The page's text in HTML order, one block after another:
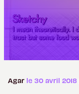
Agar le 30 avril 2018